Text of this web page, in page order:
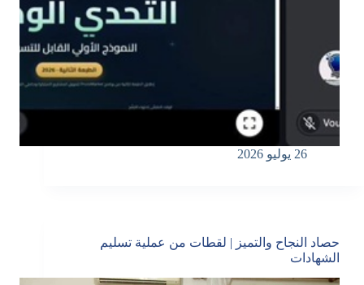
26 يوليو 2026
حصاد النجاح والتميز | لقطات من عملية تسليم
الشهادات